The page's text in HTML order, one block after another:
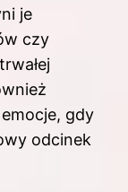
je
czy
gdy
odcinek